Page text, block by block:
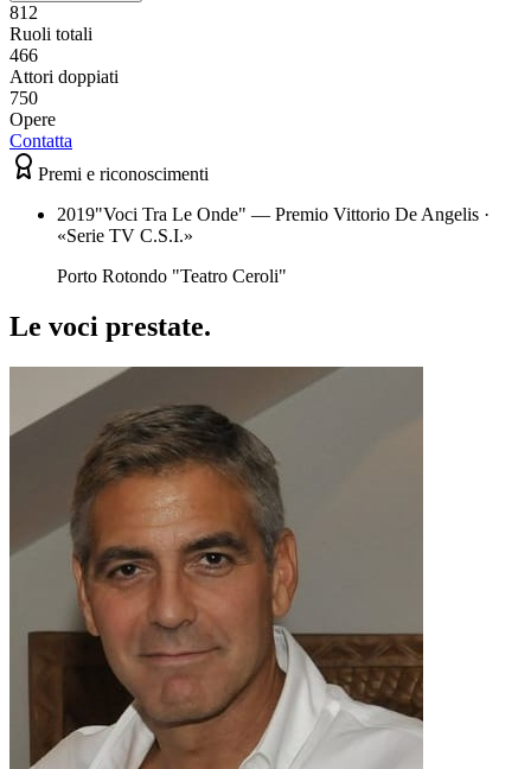
812
Ruoli totali
466
Attori doppiati
750
Opere
Contatta
Premi e riconoscimenti
2019"Voci Tra Le Onde" — Premio Vittorio De Angelis ·
«Serie TV C.S.I.»
Porto Rotondo "Teatro Ceroli"
Le voci prestate.